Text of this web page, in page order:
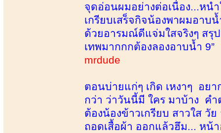
จุดอ่อนผมอย่างต่อเนื่อง...หน
เกรียบเสร็จกิจน้องพาผมอาบ
ด้วยอารมณ์ดีแจ่มใสจริงๆ สรุ
เทพมากกกต้องลองอาบน้ำ 9”
mrdude
ตอนบ่ายแก่ๆ เกิด เหงาๆ อย
กว่า ว่าวันนี้มี ใคร มาบ้าง ค
ต้องน้องข้าวเกรียบ สาวใส
ถอดเสื้อผ้า ออกแล้วฮึม... หน้